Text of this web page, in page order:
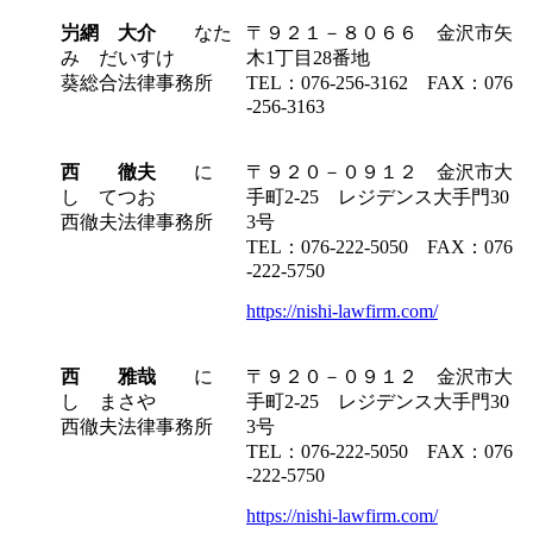
屶網 大介なた
み だいすけ
葵総合法律事務所
〒９２１－８０６６ 金沢市矢
木1丁目28番地
TEL：076-256-3162 FAX：076
-256-3163
西 徹夫 に
し てつお
西徹夫法律事務所
〒９２０－０９１２ 金沢市大
手町2-25 レジデンス大手門30
3号
TEL：076-222-5050 FAX：076
-222-5750
https://nishi-lawfirm.com/
西 雅哉 に
し まさや
西徹夫法律事務所
〒９２０－０９１２ 金沢市大
手町2-25 レジデンス大手門30
3号
TEL：076-222-5050 FAX：076
-222-5750
https://nishi-lawfirm.com/